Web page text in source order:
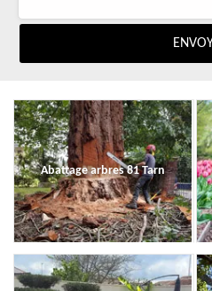
Abattage arbres 81 Tarn